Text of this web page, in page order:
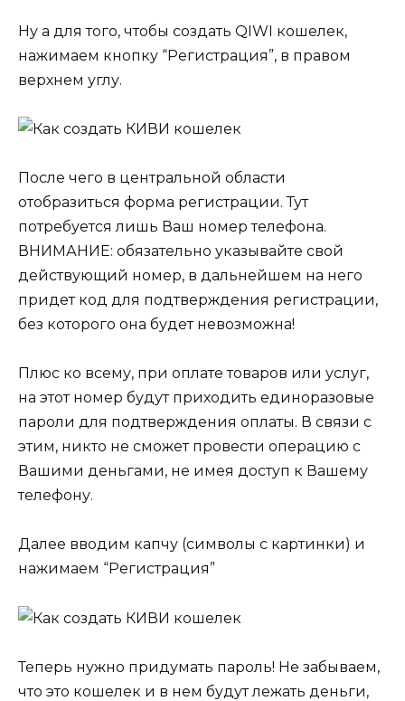
Ну а для того, чтобы создать QIWI кошелек,
нажимаем кнопку “Регистрация”, в правом
верхнем углу.
После чего в центральной области
отобразиться форма регистрации. Тут
потребуется лишь Ваш номер телефона.
ВНИМАНИЕ: обязательно указывайте свой
действующий номер, в дальнейшем на него
придет код для подтверждения регистрации,
без которого она будет невозможна!
Плюс ко всему, при оплате товаров или услуг,
на этот номер будут приходить единоразовые
пароли для подтверждения оплаты. В связи с
этим, никто не сможет провести операцию с
Вашими деньгами, не имея доступ к Вашему
телефону.
Далее вводим капчу (символы с картинки) и
нажимаем “Регистрация”
Теперь нужно придумать пароль! Не забываем,
что это кошелек и в нем будут лежать деньги,